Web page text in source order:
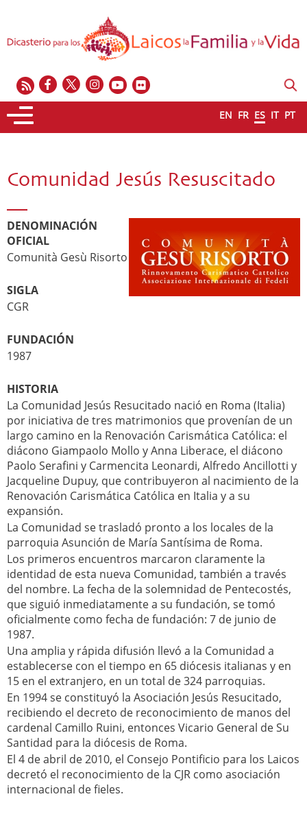
EN FR ES IT PT
Comunidad Jesús Resuscitado
DENOMINACIÓN
OFICIAL
Comunità Gesù Risorto
SIGLA
CGR
FUNDACIÓN
1987
HISTORIA
La Comunidad Jesús Resucitado nació en Roma (Italia)
por iniciativa de tres matrimonios que provenían de un
largo camino en la Renovación Carismática Católica: el
diácono Giampaolo Mollo y Anna Liberace, el diácono
Paolo Serafini y Carmencita Leonardi, Alfredo Ancillotti y
Jacqueline Dupuy, que contribuyeron al nacimiento de la
Renovación Carismática Católica en Italia y a su
expansión.
La Comunidad se trasladó pronto a los locales de la
parroquia Asunción de María Santísima de Roma.
Los primeros encuentros marcaron claramente la
identidad de esta nueva Comunidad, también a través
del nombre. La fecha de la solemnidad de Pentecostés,
que siguió inmediatamente a su fundación, se tomó
oficialmente como fecha de fundación: 7 de junio de
1987.
Una amplia y rápida difusión llevó a la Comunidad a
establecerse con el tiempo en 65 diócesis italianas y en
15 en el extranjero, en un total de 324 parroquias.
En 1994 se constituyó la Asociación Jesús Resucitado,
recibiendo el decreto de reconocimiento de manos del
cardenal Camillo Ruini, entonces Vicario General de Su
Santidad para la diócesis de Roma.
El 4 de abril de 2010, el Consejo Pontificio para los Laicos
decretó el reconocimiento de la CJR como asociación
internacional de fieles.